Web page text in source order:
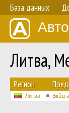
База данных
Литва,
Регион
Литва Biržų